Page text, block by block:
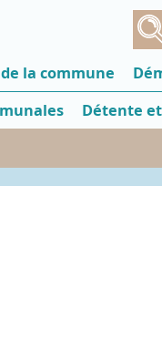
la commune
Détente